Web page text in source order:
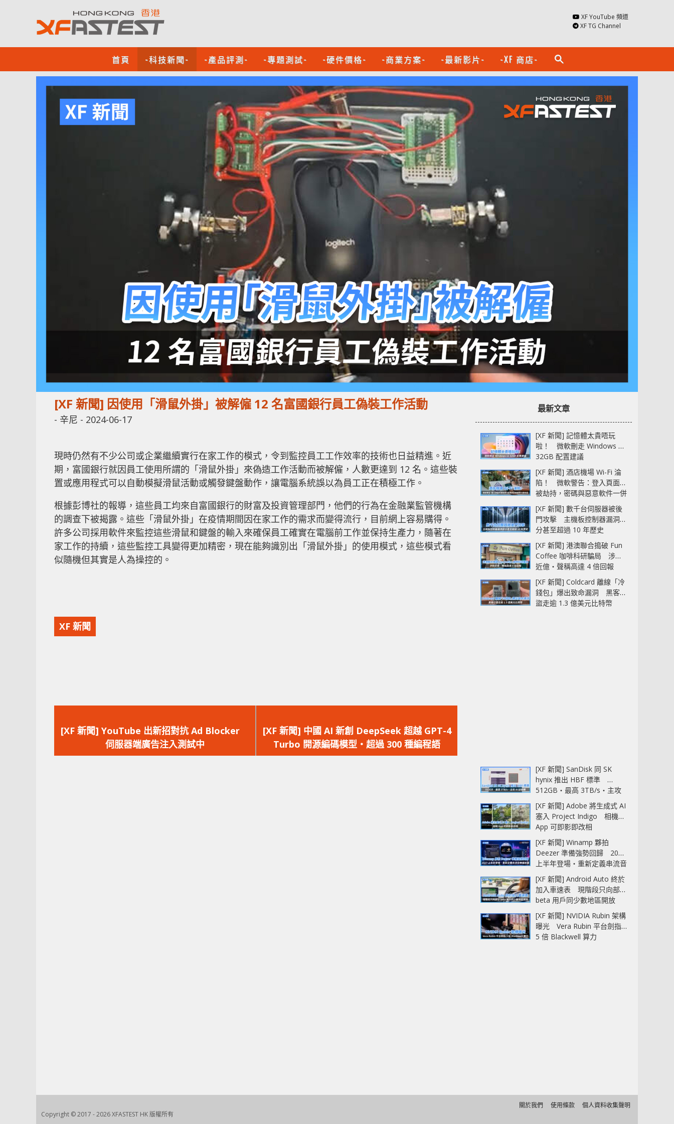
XF YouTube 頻道
XF TG Channel
首頁 -科技新聞- -產品評測- -專題測試- -硬件價格- -商業方案- -最新影片- -XF 商店- search
[XF 新聞] 因使用「滑鼠外掛」被解僱 12 名富國銀行員工偽裝工作活動
- 辛尼 - 2024-06-17
現時仍然有不少公司或企業繼續實行在家工作的模式，令到監控員工工作效率的技術也日益精進。近
期，富國銀行就因員工使用所謂的「滑鼠外掛」來偽造工作活動而被解僱，人數更達到 12 名。這些裝
置或應用程式可以自動模擬滑鼠活動或觸發鍵盤動作，讓電腦系統誤以為員工正在積極工作。
根據彭博社的報導，這些員工均來自富國銀行的財富及投資管理部門，他們的行為在金融業監管機構
的調查下被揭露。這些「滑鼠外掛」在疫情期間因在家工作的需求而變得流行，目前網上容易購得。
許多公司採用軟件來監控這些滑鼠和鍵盤的輸入來確保員工確實在電腦前工作並保持生產力，隨著在
家工作的持續，這些監控工具變得更加精密，現在能夠識別出「滑鼠外掛」的使用模式，這些模式看
似隨機但其實是人為操控的。
XF 新聞
一
篇
文
[XF 新聞] YouTube 出新招對抗 Ad Blocker
伺服器端廣告注入測試中
一
篇
文
[XF 新聞] 中國 AI 新創 DeepSeek 超越 GPT-4
Turbo 開源編碼模型‧超過 300 種編程語
最新文章
[XF 新聞] 記憶體太貴唔玩
啦！ 微軟刪走 Windows 11
32GB 配置建議
[XF 新聞] 酒店機場 Wi-Fi 淪
陷！ 微軟警告：登入頁面可
被劫持，密碼與惡意軟件一併
中招
[XF 新聞] 數千台伺服器被後
門攻擊 主機板控制器漏洞部
分甚至超過 10 年歷史
[XF 新聞] 港澳聯合搗破 Fun
Coffee 咖啡科研騙局 涉款
近億‧聲稱高達 4 倍回報
[XF 新聞] Coldcard 離線「冷
錢包」爆出致命漏洞 黑客已
盜走逾 1.3 億美元比特幣
[XF 新聞] SanDisk 同 SK
hynix 推出 HBF 標準
512GB‧最高 3TB/s‧主攻
AI 記憶體
[XF 新聞] Adobe 將生成式 AI
塞入 Project Indigo 相機
App 可即影即改相
[XF 新聞] Winamp 夥拍
Deezer 準備強勢回歸 2027
上半年登場‧重新定義串流音
樂播放器
[XF 新聞] Android Auto 終於
加入車速表 現階段只向部分
beta 用戶同少數地區開放
[XF 新聞] NVIDIA Rubin 架構
曝光 Vera Rubin 平台劍指
5 倍 Blackwell 算力
Copyright © 2017 - 2026 XFASTEST HK 版權所有
關於我們 使用條款 個人資料收集聲明